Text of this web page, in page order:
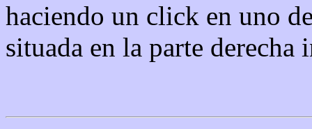
haciendo un click en uno
situada en la parte derecha